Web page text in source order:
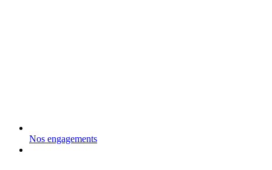
Nos engagements